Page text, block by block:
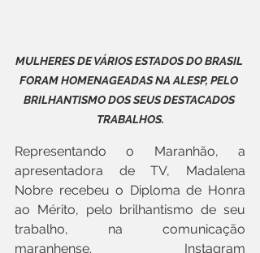
MULHERES DE VÁRIOS ESTADOS DO BRASIL
FORAM HOMENAGEADAS NA ALESP, PELO
BRILHANTISMO DOS SEUS DESTACADOS
TRABALHOS.
Representando o Maranhão, a
apresentadora de TV, Madalena
Nobre recebeu o Diploma de Honra
ao Mérito, pelo brilhantismo de seu
trabalho, na comunicação
maranhense. Instagram